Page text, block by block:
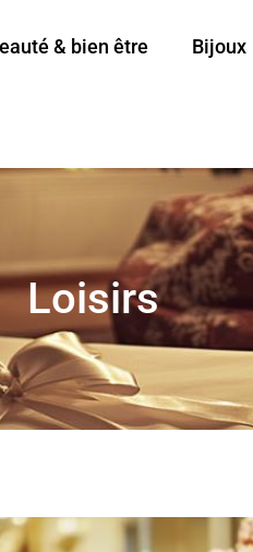
& bien être Bijoux
Loisirs